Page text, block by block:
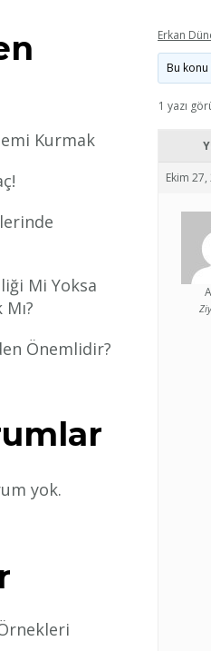
Erkan
Bu
1 yazı
Ekim
Kurmak
Mi Yoksa
Önemlidir?
yok.